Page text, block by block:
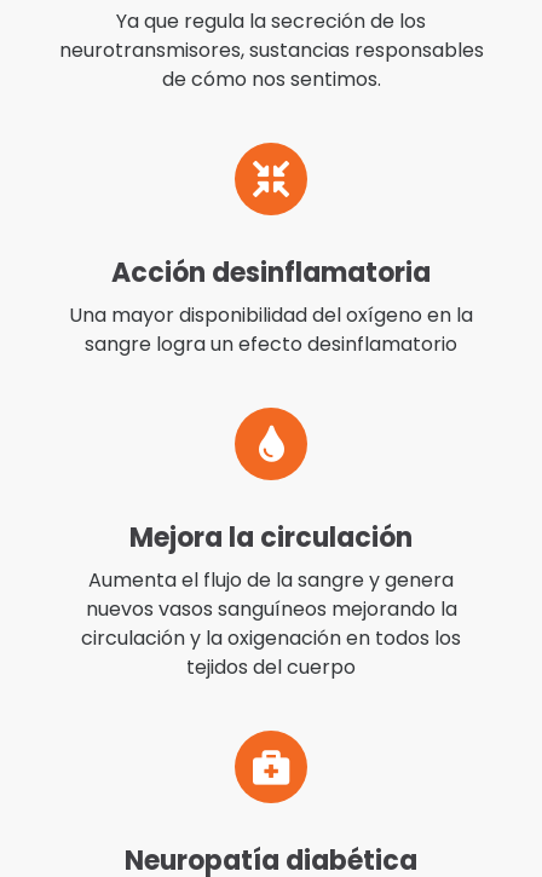
Ya que regula la secreción de los
neurotransmisores, sustancias responsables
de cómo nos sentimos.
Acción desinflamatoria
Una mayor disponibilidad del oxígeno en la
sangre logra un efecto desinflamatorio
Mejora la circulación
Aumenta el flujo de la sangre y genera
nuevos vasos sanguíneos mejorando la
circulación y la oxigenación en todos los
tejidos del cuerpo
Neuropatía diabética